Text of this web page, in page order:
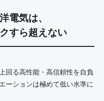
電気は、
すら超えない
回る高性能・高信頼性を自負
ーションは極めて低い水準に